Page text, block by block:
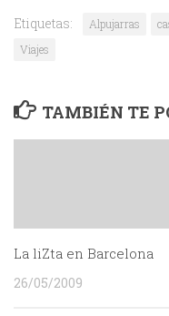
Etiquetas: Alpujarras
Viajes
TAMBIÉN TE
La liZta en Barcelona
26/05/2009